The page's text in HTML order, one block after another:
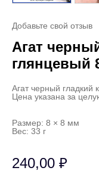
Добавьте свой отзыв
Агат
глянцевый
Агат черный
Цена указана за
Размер: 8 × 8 мм
Вес: 33 г
240,00 ₽